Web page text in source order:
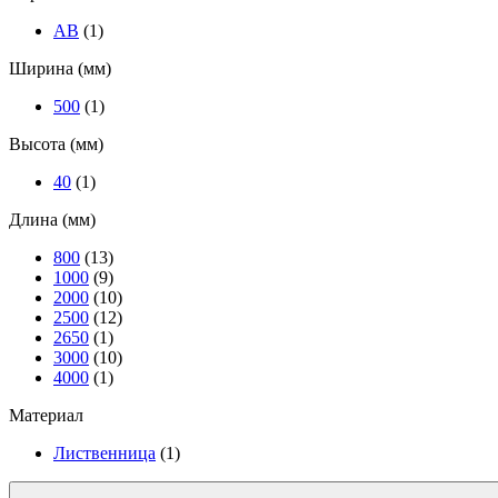
АВ (1)
Ширина (мм)
500 (1)
Высота (мм)
40 (1)
Длина (мм)
800 (13)
1000 (9)
2000 (10)
2500 (12)
2650 (1)
3000 (10)
4000 (1)
Материал
Лиственница (1)